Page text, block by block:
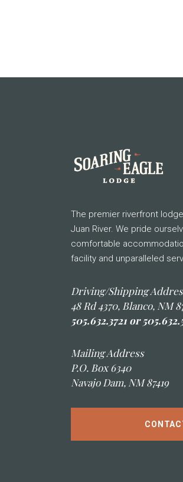
The premier riverfront
Juan River. We pride
comfortable
facility and unparalleled
Driving/Shipping
48 Rd 4370, Blanco, NM
505.632.3721 or
Mailing Address
P.O. Box 6340
Navajo Dam, NM 87419